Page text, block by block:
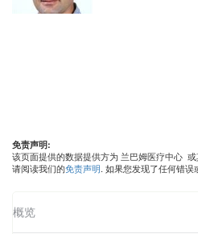
免责声明:
该页面提供的数据提供方为 兰巴姆医疗中心
请阅读我们的免责声明. 如果您发现了任何错误
概览